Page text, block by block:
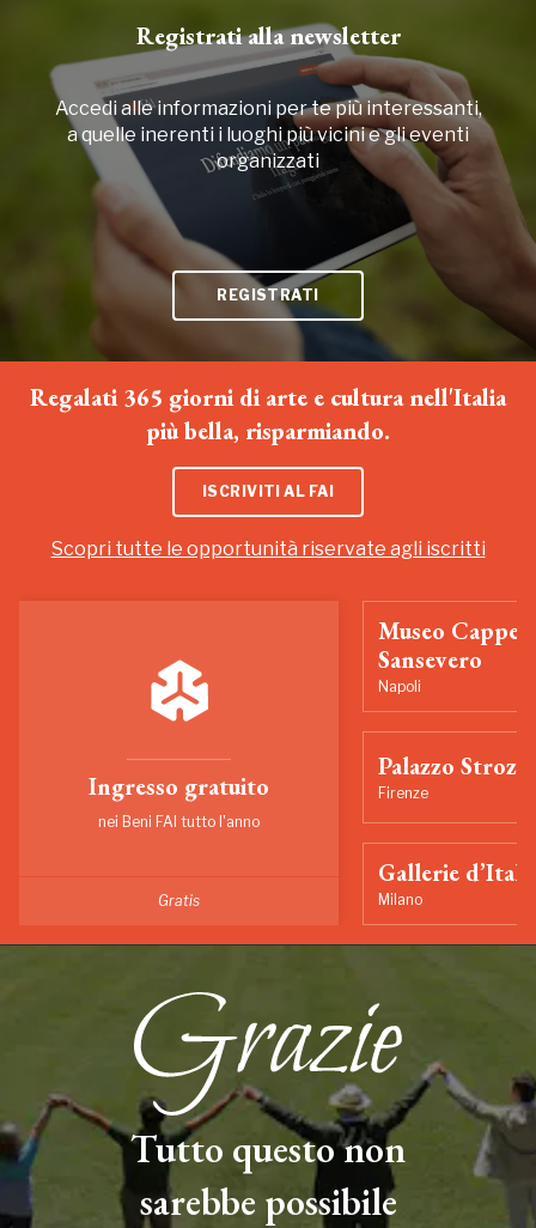
Registrati alla newsletter
Accedi alle informazioni per te più interessanti,
a quelle inerenti i luoghi più vicini e gli eventi
organizzati
REGISTRATI
Regalati 365 giorni di arte e cultura nell'Italia
più bella, risparmiando.
ISCRIVITI AL FAI
Scopri tutte le opportunità riservate agli iscritti
Ingresso gratuito
nei Beni FAI tutto l'anno
Gratis
Museo
Sansevero
Napoli
Palazzo Strozzi
Firenze
Gallerie
Milano
Tutto questo non
sarebbe possibile